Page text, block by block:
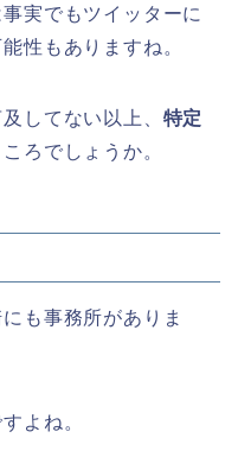
実でもツイッターに
性もありますね。
してない以上、 特定
ろでしょうか。
も事務所がありま
よね。